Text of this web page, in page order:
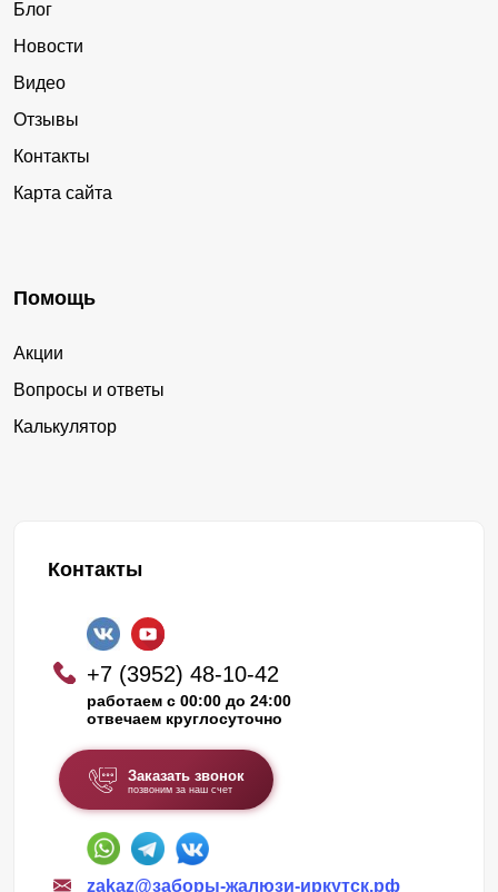
Блог
Новости
Видео
Отзывы
Контакты
Карта сайта
Помощь
Акции
Вопросы и ответы
Калькулятор
Контакты
+7 (3952) 48-10-42
работаем с 00:00 до 24:00
отвечаем круглосуточно
Заказать звонок
позвоним за наш счет
zakaz@заборы-жалюзи-иркутск.рф